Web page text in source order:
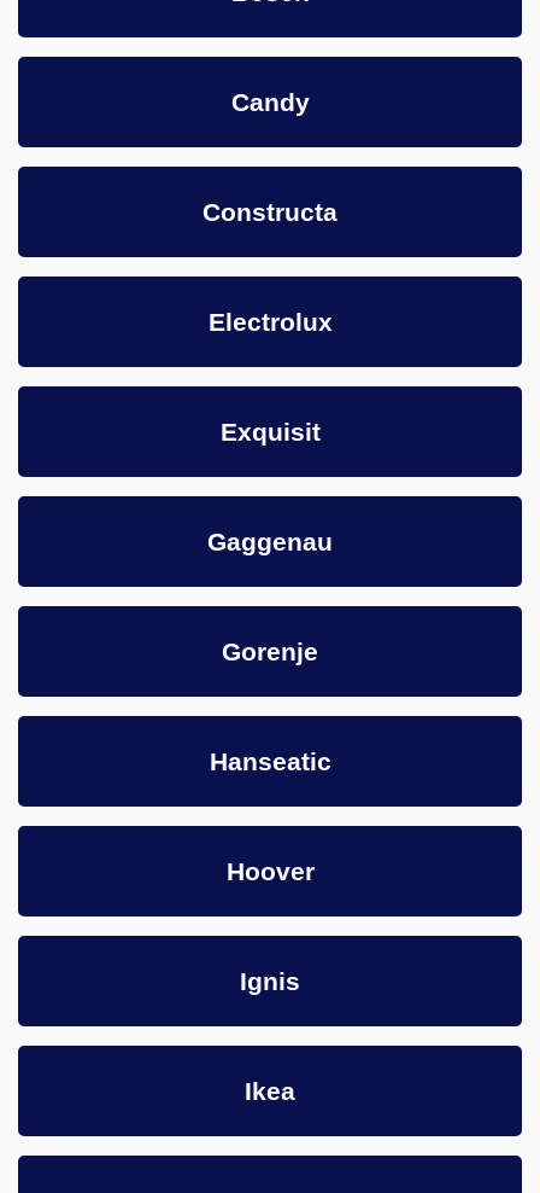
Candy
Constructa
Electrolux
Exquisit
Gaggenau
Gorenje
Hanseatic
Hoover
Ignis
Ikea